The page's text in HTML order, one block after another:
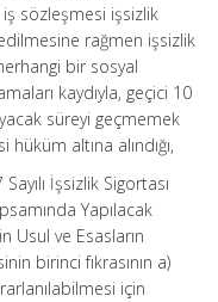
sözleşmesi işsizlik
rağmen işsizlik
bir sosyal
kaydıyla, geçici 10
süreyi geçmemek
altına alındığı,
İşsizlik Sigortası
Yapılacak
Usul ve Esasların
birinci fıkrasının a)
için